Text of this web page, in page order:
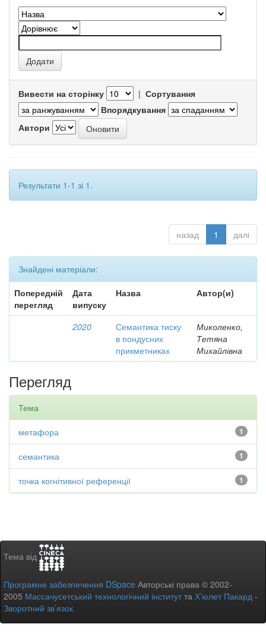
Вивести на сторінку | Сортування
Впорядкування
Автори
Результати 1-1 зі 1.
назад 1 далі
Знайдені матеріали:
Попередній
перегляд
Дата
випуску
Назва Автор(и)
2020
Семантика тиску
в пондусних
прикметниках
Миколенко,
Тетяна
Михайлівна
Перегляд
Тема
1
метафора
1
семантика
1
точка когнітивної референції
Тема від
Програмне забезпечення DSpace Авторські права © 2002-
2005 Массачусетський технологічний інститутта Х’юлет Пакард -
Зворотний зв’язок